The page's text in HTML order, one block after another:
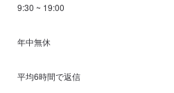
9:30 ~ 19:00
年中無休
平均6時間で返信